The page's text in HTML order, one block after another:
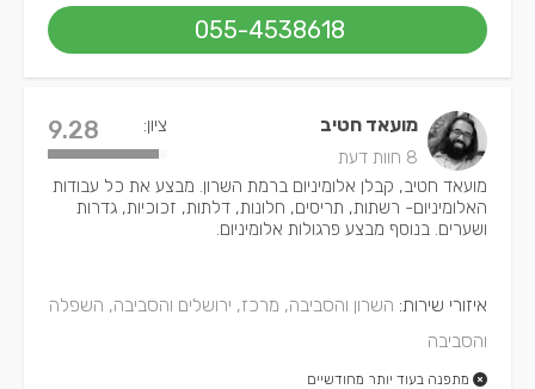
055-4538618
מועאד חטיב
8 חוות דעת
ציון: 9.28
מועאד חטיב, קבלן אלומיניום ברמת השרון. מבצע את כל עבודות
האלומיניום- רשתות, תריסים, חלונות, דלתות, זכוכיות, גדרות
ושערים. בנוסף מבצע פרגולות אלומיניום.
איזורי שירות: השרון והסביבה, מרכז, ירושלים והסביבה, השפלה
והסביבה
מתפנה בעוד יותר מחודשיים